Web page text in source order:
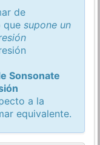
de
quesupone un
Sonsonate
a la
equivalente.